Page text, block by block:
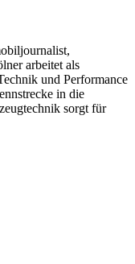
arbeitet als
und Performance
in die
sorgt für